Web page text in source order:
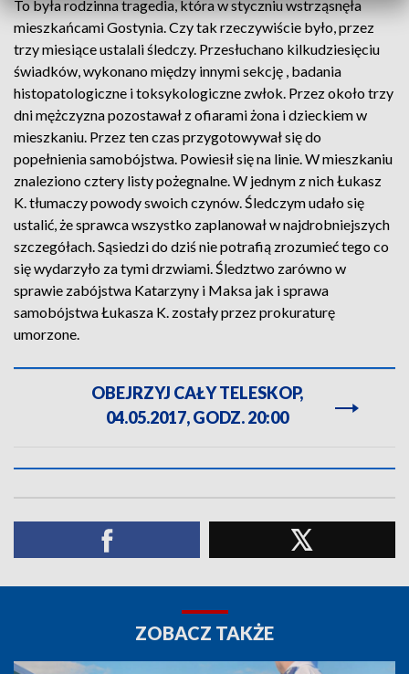
To była rodzinna tragedia, która w styczniu wstrząsnęła
mieszkańcami Gostynia. Czy tak rzeczywiście było, przez
trzy miesiące ustalali śledczy. Przesłuchano kilkudziesięciu
świadków, wykonano między innymi sekcję , badania
histopatologiczne i toksykologiczne zwłok. Przez około trzy
dni mężczyzna pozostawał z ofiarami żona i dzieckiem w
mieszkaniu. Przez ten czas przygotowywał się do
popełnienia samobójstwa. Powiesił się na linie. W mieszkaniu
znaleziono cztery listy pożegnalne. W jednym z nich Łukasz
K. tłumaczy powody swoich czynów. Śledczym udało się
ustalić, że sprawca wszystko zaplanował w najdrobniejszych
szczegółach. Sąsiedzi do dziś nie potrafią zrozumieć tego co
się wydarzyło za tymi drzwiami. Śledztwo zarówno w
sprawie zabójstwa Katarzyny i Maksa jak i sprawa
samobójstwa Łukasza K. zostały przez prokuraturę
umorzone.
OBEJRZYJ CAŁY TELESKOP,
04.05.2017, GODZ. 20:00
ZOBACZ TAKŻE